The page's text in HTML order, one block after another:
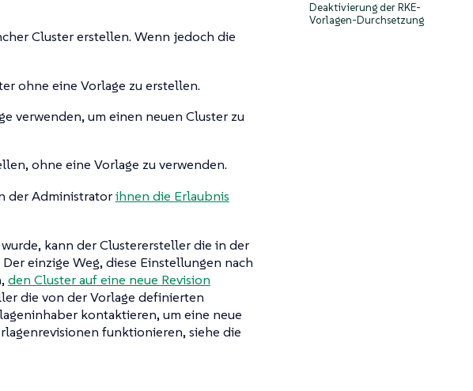
Deaktivierung der RKE-
Vorlagen-Durchsetzung
Cluster erstellen. Wenn jedoch die
ohne eine Vorlage zu erstellen.
verwenden, um einen neuen Cluster zu
ohne eine Vorlage zu verwenden.
der Administratorihnen die Erlaubnis
kann der Clusterersteller die in der
einzige Weg, diese Einstellungen nach
den Cluster auf eine neue Revision
die von der Vorlage definierten
kontaktieren, um eine neue
funktionieren, siehe die